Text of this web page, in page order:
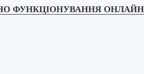
ФУНКЦІОНУВАННЯ